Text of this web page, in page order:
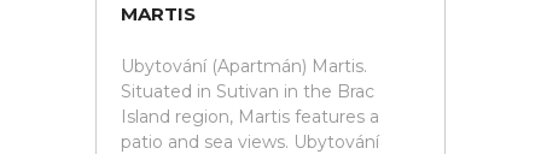
MARTIS
Ubytování (Apartmán) Martis.
Situated in Sutivan in the Brac
Island region, Martis features a
patio and sea views. Ubytování